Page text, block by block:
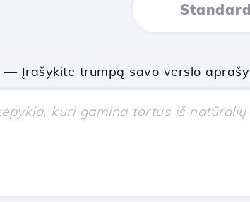
Standard
— Įrašykite trumpą savo verslo